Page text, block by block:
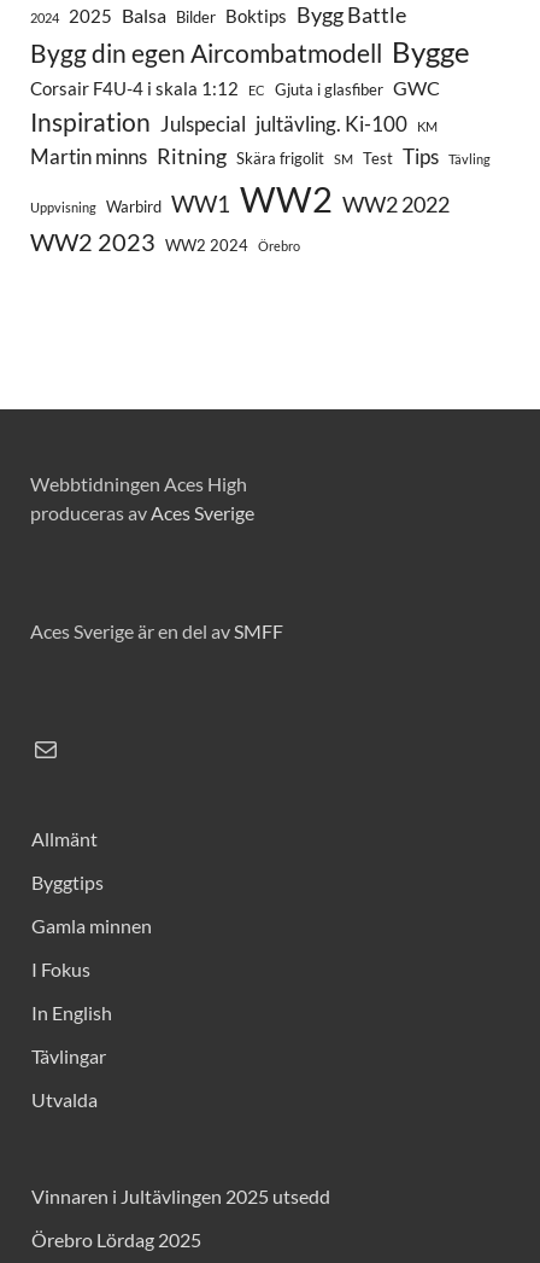
2024 2025 Balsa Bilder Boktips Bygg Battle
Bygg din egen Aircombatmodell Bygge
Corsair F4U-4 i skala 1:12 EC Gjuta i glasfiber GWC
Inspiration Julspecial jultävling. Ki-100 KM
Martin minns Ritning Skära frigolit SM Test Tips Tävling
Uppvisning Warbird WW1 WW2 WW2 2022
WW2 2023 WW2 2024 Örebro
Webbtidningen Aces High
produceras avAces Sverige
Aces Sverige är en del avSMFF
Allmänt
Byggtips
Gamla minnen
I Fokus
In English
Tävlingar
Utvalda
Vinnaren i Jultävlingen 2025 utsedd
Örebro Lördag 2025